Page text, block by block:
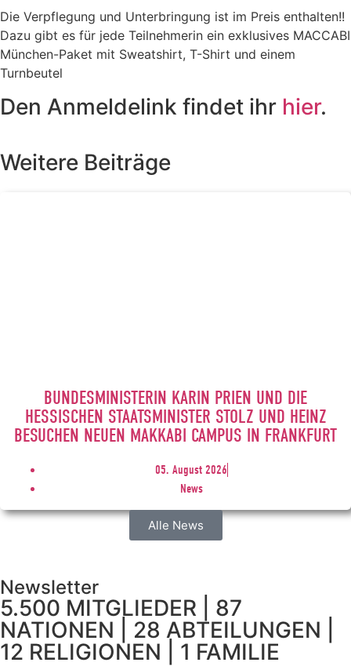
Die Verpflegung und Unterbringung ist im Preis enthalten!!
Dazu gibt es für jede Teilnehmerin ein exklusives MACCABI
München-Paket mit Sweatshirt, T-Shirt und einem
Turnbeutel
Den Anmeldelink findet ihr hier.
Weitere Beiträge
BUNDESMINISTERIN KARIN PRIEN UND DIE
HESSISCHEN STAATSMINISTER STOLZ UND HEINZ
BESUCHEN NEUEN MAKKABI CAMPUS IN FRANKFURT
05. August 2026
News
Alle News
Newsletter
5.500 MITGLIEDER | 87
NATIONEN | 28 ABTEILUNGEN |
12 RELIGIONEN | 1 FAMILIE